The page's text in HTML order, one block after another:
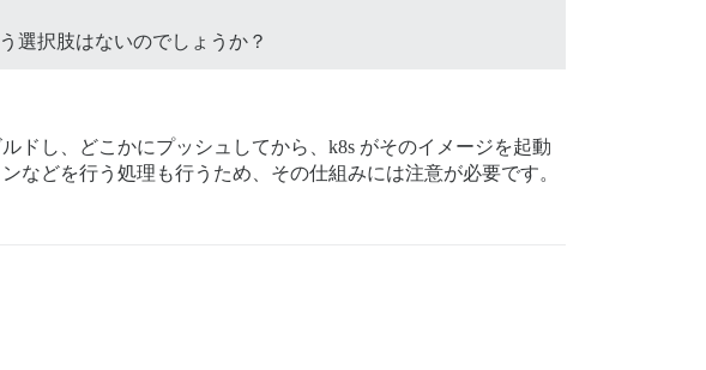
選択肢はないのでしょうか？
ドし、どこかにプッシュしてから、k8s がそのイメージを起動
どを行う処理も行うため、その仕組みには注意が必要です。